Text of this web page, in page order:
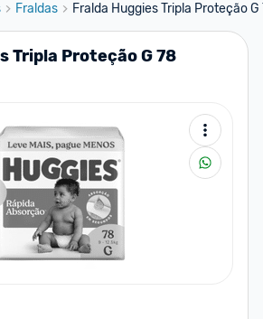
Fraldas Fralda Huggies Tripla Proteção
Tripla Proteção G 78